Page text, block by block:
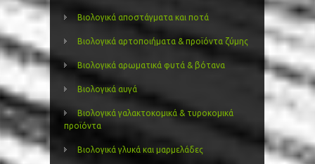
Βιολογικά αποστάγματα και ποτά
Βιολογικά αρτοποιήματα & προϊόντα ζύμης
Βιολογικά αρωματικά φυτά & βότανα
Βιολογικά αυγά
Βιολογικά γαλακτοκομικά & τυροκομικά
προϊόντα
Βιολογικά γλυκά και μαρμελάδες